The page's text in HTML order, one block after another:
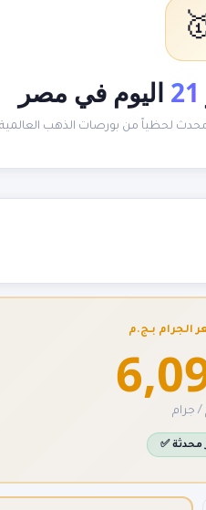
21 اليوم في مصر
/ جرام
محدثة